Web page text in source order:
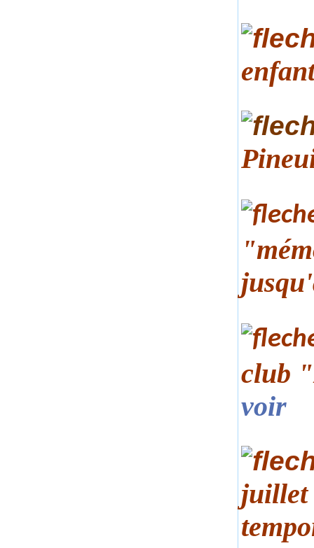
club
voir
juillet